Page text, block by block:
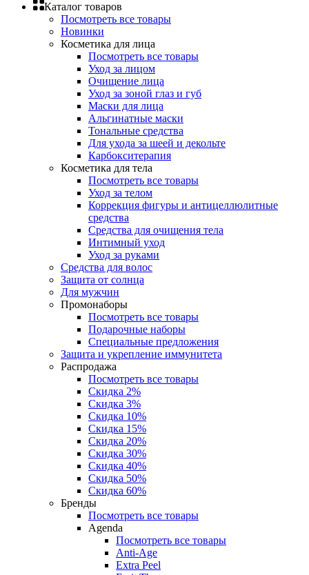
Каталог товаров
Посмотреть все товары
Новинки
Косметика для лица
Посмотреть все товары
Уход за лицом
Очищение лица
Уход за зоной глаз и губ
Маски для лица
Альгинатные маски
Тональные средства
Для ухода за шеей и декольте
Карбокситерапия
Косметика для тела
Посмотреть все товары
Уход за телом
Коррекция фигуры и антицеллюлитные
средства
Средства для очищения тела
Интимный уход
Уход за руками
Средства для волос
Защита от солнца
Для мужчин
Промонаборы
Посмотреть все товары
Подарочные наборы
Специальные предложения
Защита и укрепление иммунитета
Распродажа
Посмотреть все товары
Скидка 2%
Скидка 3%
Скидка 10%
Скидка 15%
Скидка 20%
Скидка 30%
Скидка 40%
Скидка 50%
Скидка 60%
Бренды
Посмотреть все товары
Agenda
Посмотреть все товары
Anti‑Age
Extra Peel